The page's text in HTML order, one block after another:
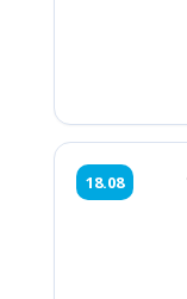
18.08